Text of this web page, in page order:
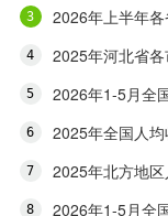
2026年上半年
2025年河北省
2026年1-5月全
2025年全国人
2025年北方地
2026年1-5月全